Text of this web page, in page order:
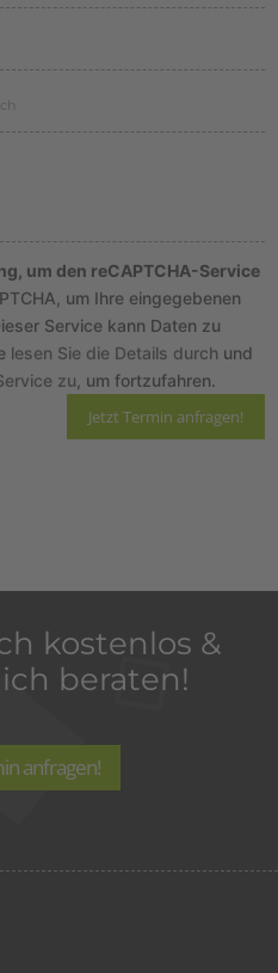
um den reCAPTCHA-Service
um Ihre eingegebenen
Service kann Daten zu
lesen Sie die Details durch und
zu , um fortzufahren.
kostenlos &
beraten!
anfragen!